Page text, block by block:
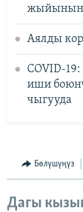
Аялды
COVID-
иши
чыгууда
Бөлүшүңүз
Дагы